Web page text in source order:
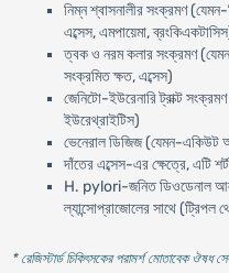
নিম্ন শ্বাসনালীর সংক্রমণ
এব্সেস, এমপায়েমা,
ত্বক ও নরম কলার সংক্রমণ
সংক্রমিত ক্ষত, এব্সেস)
জেনিটো-ইউরেনারি ট্রাক্ট
ইউরেথ্রাইটিস)
ভেনেরাল ডিজিজ (যেমন-একিউট
দাঁতের এব্সেস-এর ক্ষেত্রে, এটি
H. pylori-জনিত ডিওডেনাল
ল্যান্সোপ্রাজোলের সাথে (ট্রিপল
* রেজিস্টার্ড চিকিৎসকের পরামর্শ মোতাবেক ঔষধ